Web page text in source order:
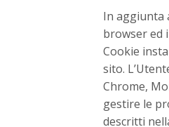
In aggiunta
browser ed
Cookie
sito.
Chrome,
gestire le
descritti